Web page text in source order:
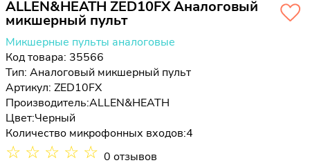
ALLEN&HEATH ZED10FX Аналоговый
микшерный пульт
Микшерные пульты аналоговые
Код товара: 35566
Тип: Аналоговый микшерный пульт
Артикул: ZED10FX
Производитель:ALLEN&HEATH
Цвет:Черный
Количество микрофонных входов:4
☆ ☆ ☆ ☆ ☆ 0 отзывов